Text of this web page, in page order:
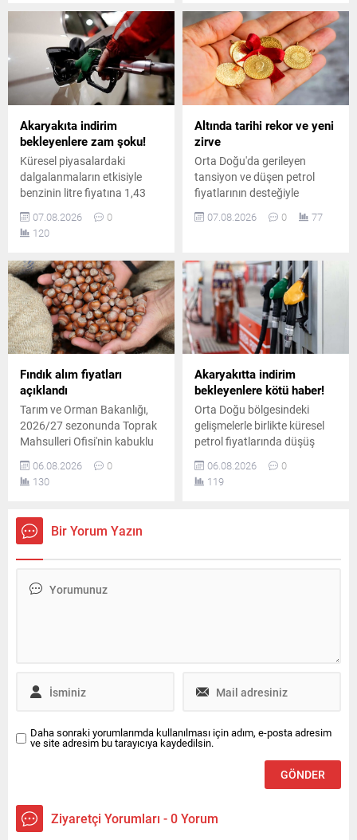
Akaryakıta indirim
bekleyenlere zam şoku!
Küresel piyasalardaki
dalgalanmaların etkisiyle
benzinin litre fiyatına 1,43
Mobil Sistemi desteğiyle
sürücülerin deposuna
yansıyacak.
07.08.2026
0
120
Altında tarihi rekor ve yeni
zirve
Orta Doğu'da gerileyen
tansiyon ve düşen petrol
fiyatlarının desteğiyle
kaydeden altın, rekor
6.575 TL'yi gördü.
07.08.2026 0 77
Fındık alım fiyatları
açıklandı
Tarım ve Orman Bakanlığı,
2026/27 sezonunda Toprak
Mahsulleri Ofisi'nin kabuklu
fındık alım fiyatlarını
duyurdu. Giresun kalite
fındık 255 lira, levant kalite
250 liradan alınacak.
06.08.2026
0
130
Akaryakıtta indirim
bekleyenlere kötü haber!
Orta Doğu bölgesindeki
gelişmelerle birlikte küresel
petrol fiyatlarında düşüş
yaşansa da iç piyasadaki
pompa fiyatları aynı kaldı.
Planlanan yüksek oranlı
06.08.2026
0
119
Bir Yorum Yazın
Daha sonraki yorumlarımda kullanılması için adım, e-posta adresim
ve site adresim bu tarayıcıya kaydedilsin.
Ziyaretçi Yorumları - 0 Yorum